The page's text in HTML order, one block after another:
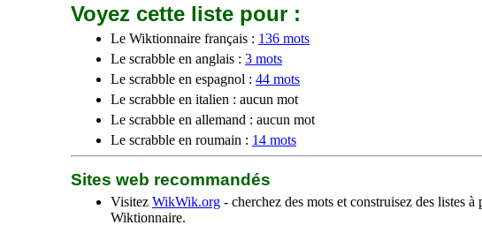
Voyez cette liste pour :
Le Wiktionnaire français : 136 mots
Le scrabble en anglais : 3 mots
Le scrabble en espagnol : 44 mots
Le scrabble en italien : aucun mot
Le scrabble en allemand : aucun mot
Le scrabble en roumain : 14 mots
Sites web recommandés
Visitez WikWik.org - cherchez des mots et construisez des listes à
Wiktionnaire.